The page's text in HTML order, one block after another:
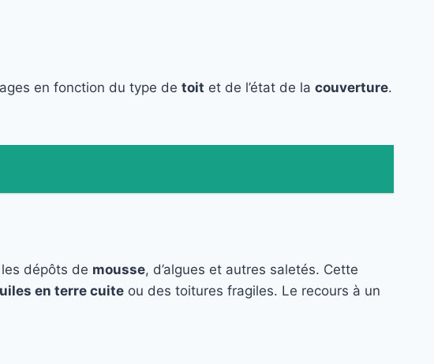
en fonction du type de toit et de l’état de la couverture.
dépôts de mousse, d’algues et autres saletés. Cette
en terre cuite ou des toitures fragiles. Le recours à un